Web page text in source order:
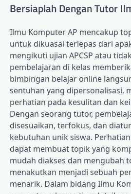
Bersiaplah Dengan Tutor
Ilmu Komputer AP mencakup
untuk dikuasai terlepas dari
mengikuti ujian APCSP atau
pembelajaran di kelas
bimbingan belajar online
sentuhan yang dipersonalisasi,
perhatian pada kesulitan dan
Dengan seorang tutor,
disesuaikan, terfokus, dan
kebutuhan unik siswa.
dapat membuat topik yang
mudah diakses dan mengubah
menakutkan menjadi sebuah
menarik. Dalam bidang Ilmu